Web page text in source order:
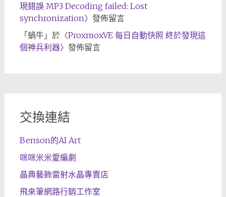
現錯誤 MP3 Decoding failed: Lost
synchronization〉發佈留言
「蝸牛」於〈ProxmoxVE 每日自動快照 終於發現這
個神兵利器〉發佈留言
交換連結
Benson的AI Art
咪咪米米愛編劇
晶典藝飾雷射水晶專賣店
飛來筆網路行銷工作室